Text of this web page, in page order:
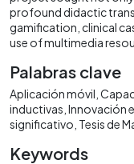
profound didactic
gamification, clinical
use of multimedia
Palabras clave
Aplicación móvil
inductivas Innovación
significativo Tesis de
Keywords